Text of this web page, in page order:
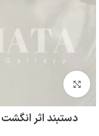
بزرگنمایی تصویر
دستبند اثر انگشت